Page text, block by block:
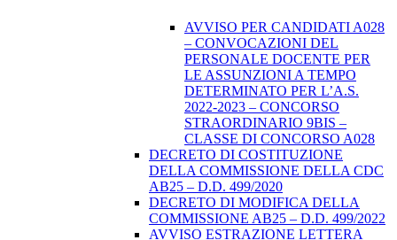
AVVISO PER CANDIDATI A028
– CONVOCAZIONI DEL
PERSONALE DOCENTE PER
LE ASSUNZIONI A TEMPO
DETERMINATO PER L’A.S.
2022-2023 – CONCORSO
STRAORDINARIO 9BIS –
CLASSE DI CONCORSO A028
DECRETO DI COSTITUZIONE
DELLA COMMISSIONE DELLA CDC
AB25 – D.D. 499/2020
DECRETO DI MODIFICA DELLA
COMMISSIONE AB25 – D.D. 499/2022
AVVISO ESTRAZIONE LETTERA